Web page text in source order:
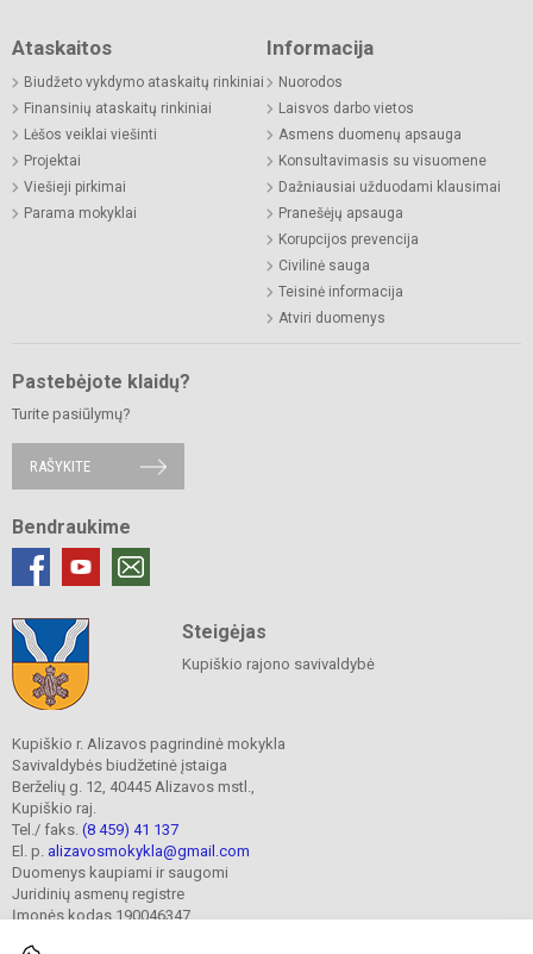
Ataskaitos
Biudžeto vykdymo ataskaitų rinkiniai
Finansinių ataskaitų rinkiniai
Lėšos veiklai viešinti
Projektai
Viešieji pirkimai
Parama mokyklai
Informacija
Nuorodos
Laisvos darbo vietos
Asmens duomenų apsauga
Konsultavimasis su visuomene
Dažniausiai užduodami klausimai
Pranešėjų apsauga
Korupcijos prevencija
Civilinė sauga
Teisinė informacija
Atviri duomenys
Pastebėjote klaidų?
Turite pasiūlymų?
RAŠYKITE
Bendraukime
Steigėjas
Kupiškio rajono savivaldybė
Kupiškio r. Alizavos pagrindinė mokykla
Savivaldybės biudžetinė įstaiga
Berželių g. 12, 40445 Alizavos mstl.,
Kupiškio raj.
Tel./ faks. (8 459) 41 137
El. p. alizavosmokykla@gmail.com
Duomenys kaupiami ir saugomi
Juridinių asmenų registre
Įmonės kodas 190046347